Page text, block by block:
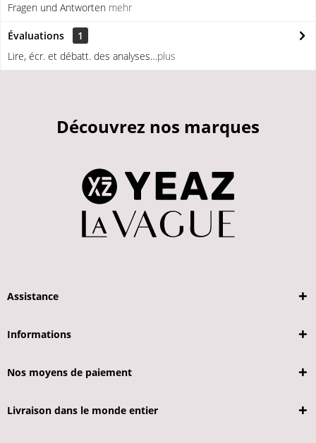
Fragen und Antworten mehr
Évaluations
1
Lire, écr. et débatt. des analyses…plus
Découvrez nos marques
Assistance
Informations
Nos moyens de paiement
Livraison dans le monde entier